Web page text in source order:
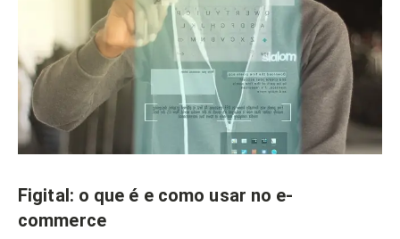
Figital: o que é e como usar no e-
commerce